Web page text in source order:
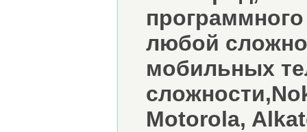
любой
мобильных
Motorola,